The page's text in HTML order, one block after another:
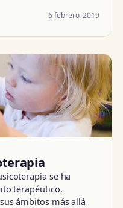
6 febrero, 2019
se ha
terapéutico,
ámbitos más allá